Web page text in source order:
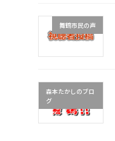
舞鶴市民の声
森本たかしのブロ
グ